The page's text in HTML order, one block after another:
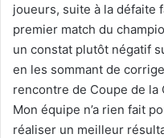
joueurs, suite à la défaite
premier match du
un constat plutôt négatif
en les sommant de
rencontre de Coupe de la
Mon équipe n’a rien fait
réaliser un meilleur